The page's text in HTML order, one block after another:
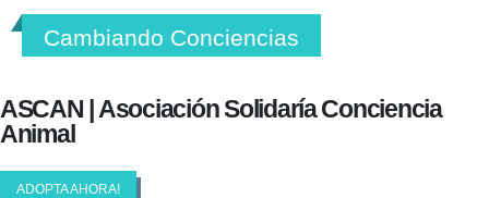
Cambiando Conciencias
ASCAN | Asociación Solidaría Conciencia
Animal
ADOPTA AHORA!